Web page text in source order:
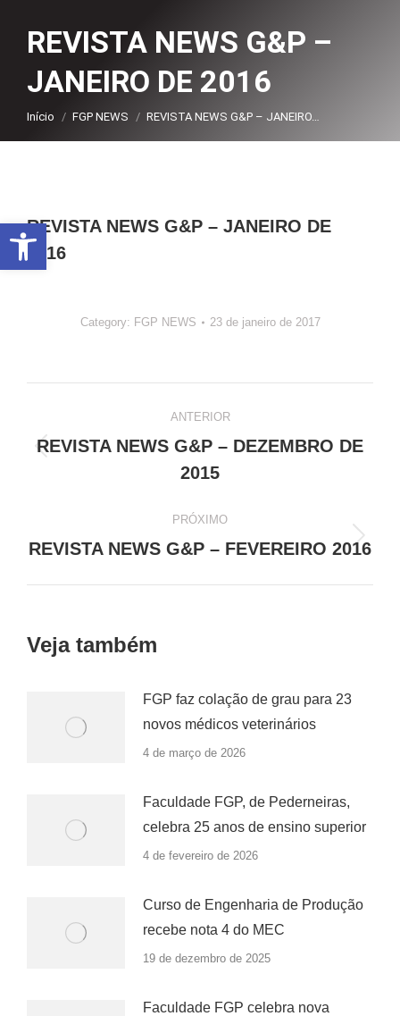
REVISTA NEWS G&P –
JANEIRO DE 2016
Você está aqui:
Início FGP NEWS REVISTA NEWS G&P – JANEIRO…
REVISTA NEWS G&P – JANEIRO DE
2016
Category: FGP NEWS 23 de janeiro de 2017
de
ANTERIOR
Post
anterior:
REVISTA NEWS G&P – DEZEMBRO DE
2015
PRÓXIMO
Próximo
REVISTA NEWS G&P – FEVEREIRO 2016
Veja também
FGP faz colação de grau para 23
novos médicos veterinários
4 de março de 2026
Faculdade FGP, de Pederneiras,
celebra 25 anos de ensino superior
4 de fevereiro de 2026
Curso de Engenharia de Produção
recebe nota 4 do MEC
19 de dezembro de 2025
Faculdade FGP celebra nova
Abrir a barra de ferramentas